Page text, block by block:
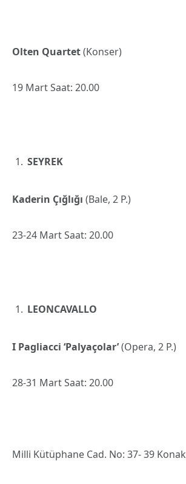
Olten Quartet(Konser)
19 Mart Saat: 20.00
SEYREK
Kaderin Çığlığı (Bale, 2 P.)
23-24 Mart Saat: 20.00
LEONCAVALLO
I Pagliacci ‘Palyaçolar’(Opera, 2 P.)
28-31 Mart Saat: 20.00
Milli Kütüphane Cad. No: 37- 39 Konak